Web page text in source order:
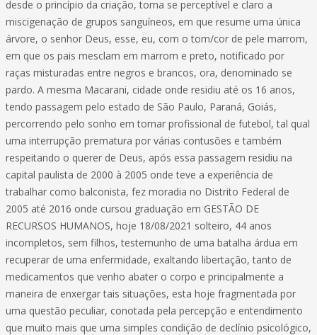
desde o princípio da criação, torna se perceptível e claro a
miscigenação de grupos sanguíneos, em que resume uma única
árvore, o senhor Deus, esse, eu, com o tom/cor de pele marrom,
em que os pais mesclam em marrom e preto, notificado por
raças misturadas entre negros e brancos, ora, denominado se
pardo. A mesma Macarani, cidade onde residiu até os 16 anos,
tendo passagem pelo estado de São Paulo, Paraná, Goiás,
percorrendo pelo sonho em tornar profissional de futebol, tal qual
uma interrupção prematura por várias contusões e também
respeitando o querer de Deus, após essa passagem residiu na
capital paulista de 2000 à 2005 onde teve a experiência de
trabalhar como balconista, fez moradia no Distrito Federal de
2005 até 2016 onde cursou graduação em GESTÃO DE
RECURSOS HUMANOS, hoje 18/08/2021 solteiro, 44 anos
incompletos, sem filhos, testemunho de uma batalha árdua em
recuperar de uma enfermidade, exaltando libertação, tanto de
medicamentos que venho abater o corpo e principalmente a
maneira de enxergar tais situações, esta hoje fragmentada por
uma questão peculiar, conotada pela percepção e entendimento
que muito mais que uma simples condição de declínio psicológico,